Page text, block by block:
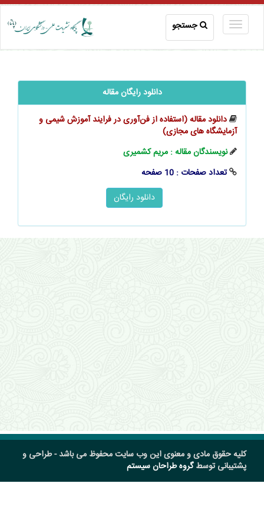
جستجو
دانلود رایگان مقاله
دانلود مقاله (استفاده از ‌فن‌آوری در فرایند آموزش شیمی و
آزمایشگاه های مجازی)
نویسندگان مقاله : مریم کشمیری
تعداد صفحات : 10 صفحه
کلیه حقوق مادی و معنوی این وب سایت محفوظ می باشد - طراحی و
پشتیبانی توسطگروه طراحان سیستم